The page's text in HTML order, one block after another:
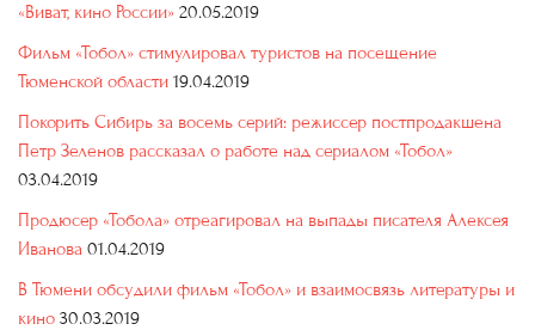
«Виват, кино России» 20.05.2019
Фильм «Тобол» стимулировал туристов на посещение
Тюменской области 19.04.2019
Покорить Сибирь за восемь серий: режиссер постпродакшена
Петр Зеленов рассказал о работе над сериалом «Тобол»
03.04.2019
Продюсер «Тобола» отреагировал на выпады писателя Алексея
Иванова 01.04.2019
В Тюмени обсудили фильм «Тобол» и взаимосвязь литературы и
кино 30.03.2019